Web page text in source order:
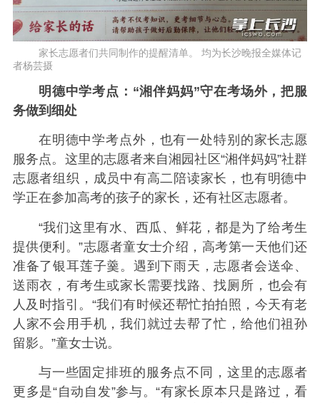
家长志愿者们共同制作的提醒清单。 均为长沙晚报全媒体记
者杨芸摄
明德中学考点：“湘伴妈妈”守在考场外，把服
务做到细处
在明德中学考点外，也有一处特别的家长志愿
服务点。这里的志愿者来自湘园社区“湘伴妈妈”社群
志愿者组织，成员中有高二陪读家长，也有明德中
学正在参加高考的孩子的家长，还有社区志愿者。
“我们这里有水、西瓜、鲜花，都是为了给考生
提供便利。”志愿者童女士介绍，高考第一天他们还
准备了银耳莲子羹。遇到下雨天，志愿者会送伞、
送雨衣，有考生或家长需要找路、找厕所，也会有
人及时指引。“我们有时候还帮忙拍拍照，今天有老
人家不会用手机，我们就过去帮了忙，给他们祖孙
留影。”童女士说。
与一些固定排班的服务点不同，这里的志愿者
更多是“自动自发”参与。“有家长原本只是路过，看